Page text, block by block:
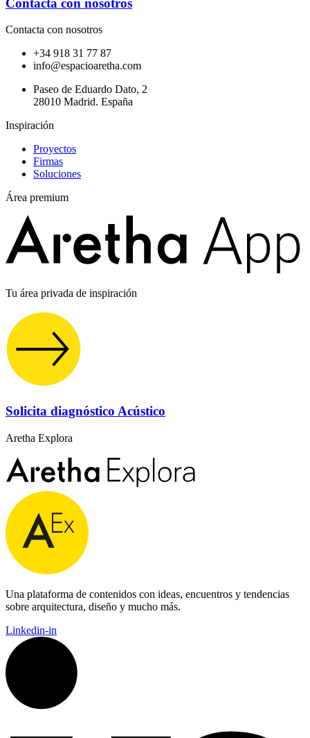
Contacta con nosotros
+34 918 31 77 87
info@espacioaretha.com
Paseo de Eduardo Dato, 2
28010 Madrid. España
Inspiración
Proyectos
Firmas
Soluciones
Área premium
Tu área privada de inspiración
Solicita diagnóstico Acústico
Aretha Explora
Una plataforma de contenidos con ideas, encuentros y tendencias
sobre arquitectura, diseño y mucho más.
Linkedin-in